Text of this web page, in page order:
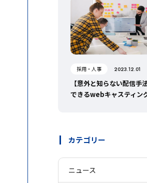
採用・人事 2023.12.01
【意外と知らない配信手
できるwebキャスティン
カテゴリー
ニュース